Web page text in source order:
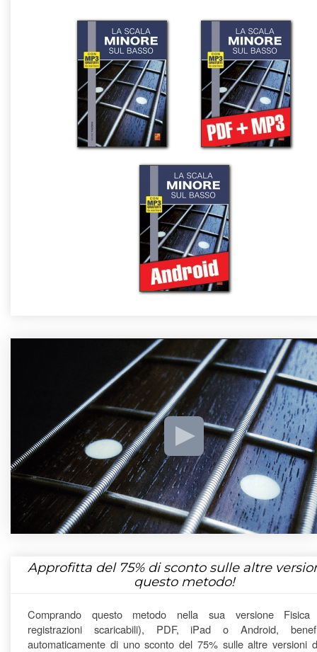
Approfitta del 75%di sconto sulle altre
questo metodo!
Comprando questo metodo nella sua versione Fisica
registrazioni scaricabili), PDF, iPad o Android,
automaticamente di uno sconto del 75% sulle altre versioni